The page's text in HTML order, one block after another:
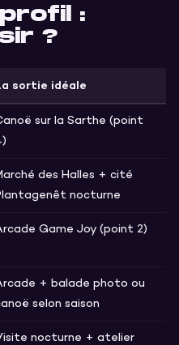
:
?
sortie idéale
sur la Sarthe (point
des Halles + cité
nocturne
Game Joy (point 2)
+ balade photo ou
selon saison
nocturne + atelier